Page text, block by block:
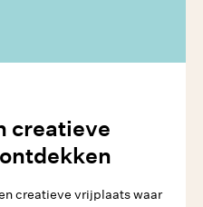
creatieve
creatieve vrijplaats waar